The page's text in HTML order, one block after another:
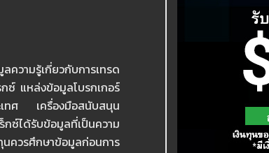
ความรู้เกี่ยวกับการเทรด
กซ์ แหล่งข้อมูลโบรกเกอร์
เทศ เครื่องมือสนับสนุน
กซ์ได้รับข้อมูลที่เป็นความ
ควรศึกษาข้อมูลก่อนการ